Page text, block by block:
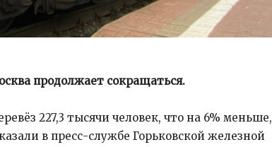
продолжает сокращаться.
227,3 тысячи человек, что на 6% меньше,
в пресс-службе Горьковской железной